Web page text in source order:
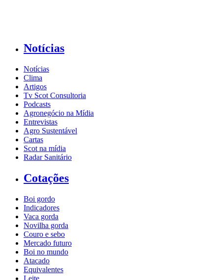
Notícias
Notícias
Clima
Artigos
Tv Scot Consultoria
Podcasts
Agronegócio na Mídia
Entrevistas
Agro Sustentável
Cartas
Scot na mídia
Radar Sanitário
Cotações
Boi gordo
Indicadores
Vaca gorda
Novilha gorda
Couro e sebo
Mercado futuro
Boi no mundo
Atacado
Equivalentes
Leite